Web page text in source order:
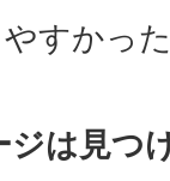
すかった
ジは見つ